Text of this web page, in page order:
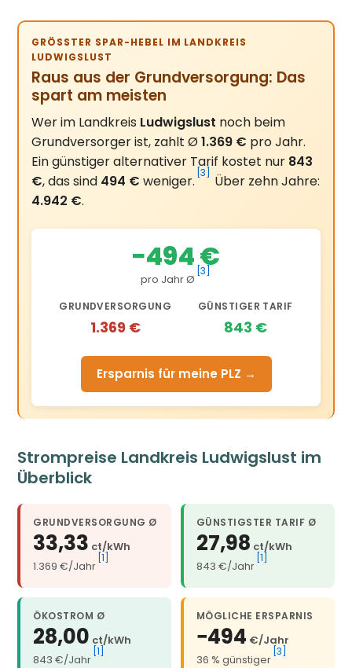
GRÖSSTER SPAR-HEBEL IM LANDKREIS L
UDWIGSLUST
Raus aus der Grundversorgung: Das
spart am meisten
Wer im Landkreis Ludwigslust noch beim
Grundversorger ist, zahlt Ø1.369 € pro Jahr.
Ein günstiger alternativer Tarif kostet nur 843
€, das sind 494 € weniger. [3]
Über zehn Jahre:
4.942 €.
−494 €
pro Jahr Ø
[3]
GRUNDVERSORGUNG
1.369 €
GÜNSTIGER TARIF
843 €
Ersparnis für meine PLZ →
Strompreise Landkreis Ludwigslust im
Überblick
GRUNDVERSORGUNG Ø
33,33 ct/kWh
1.369 €/Jahr
[1]
GÜNSTIGSTER TARIF Ø
27,98 ct/kWh
843 €/Jahr
[1]
ÖKOSTROM Ø
28,00 ct/kWh
843 €/Jahr
[1]
MÖGLICHE ERSPARNIS
−494 €/Jahr
36 % günstiger
[3]